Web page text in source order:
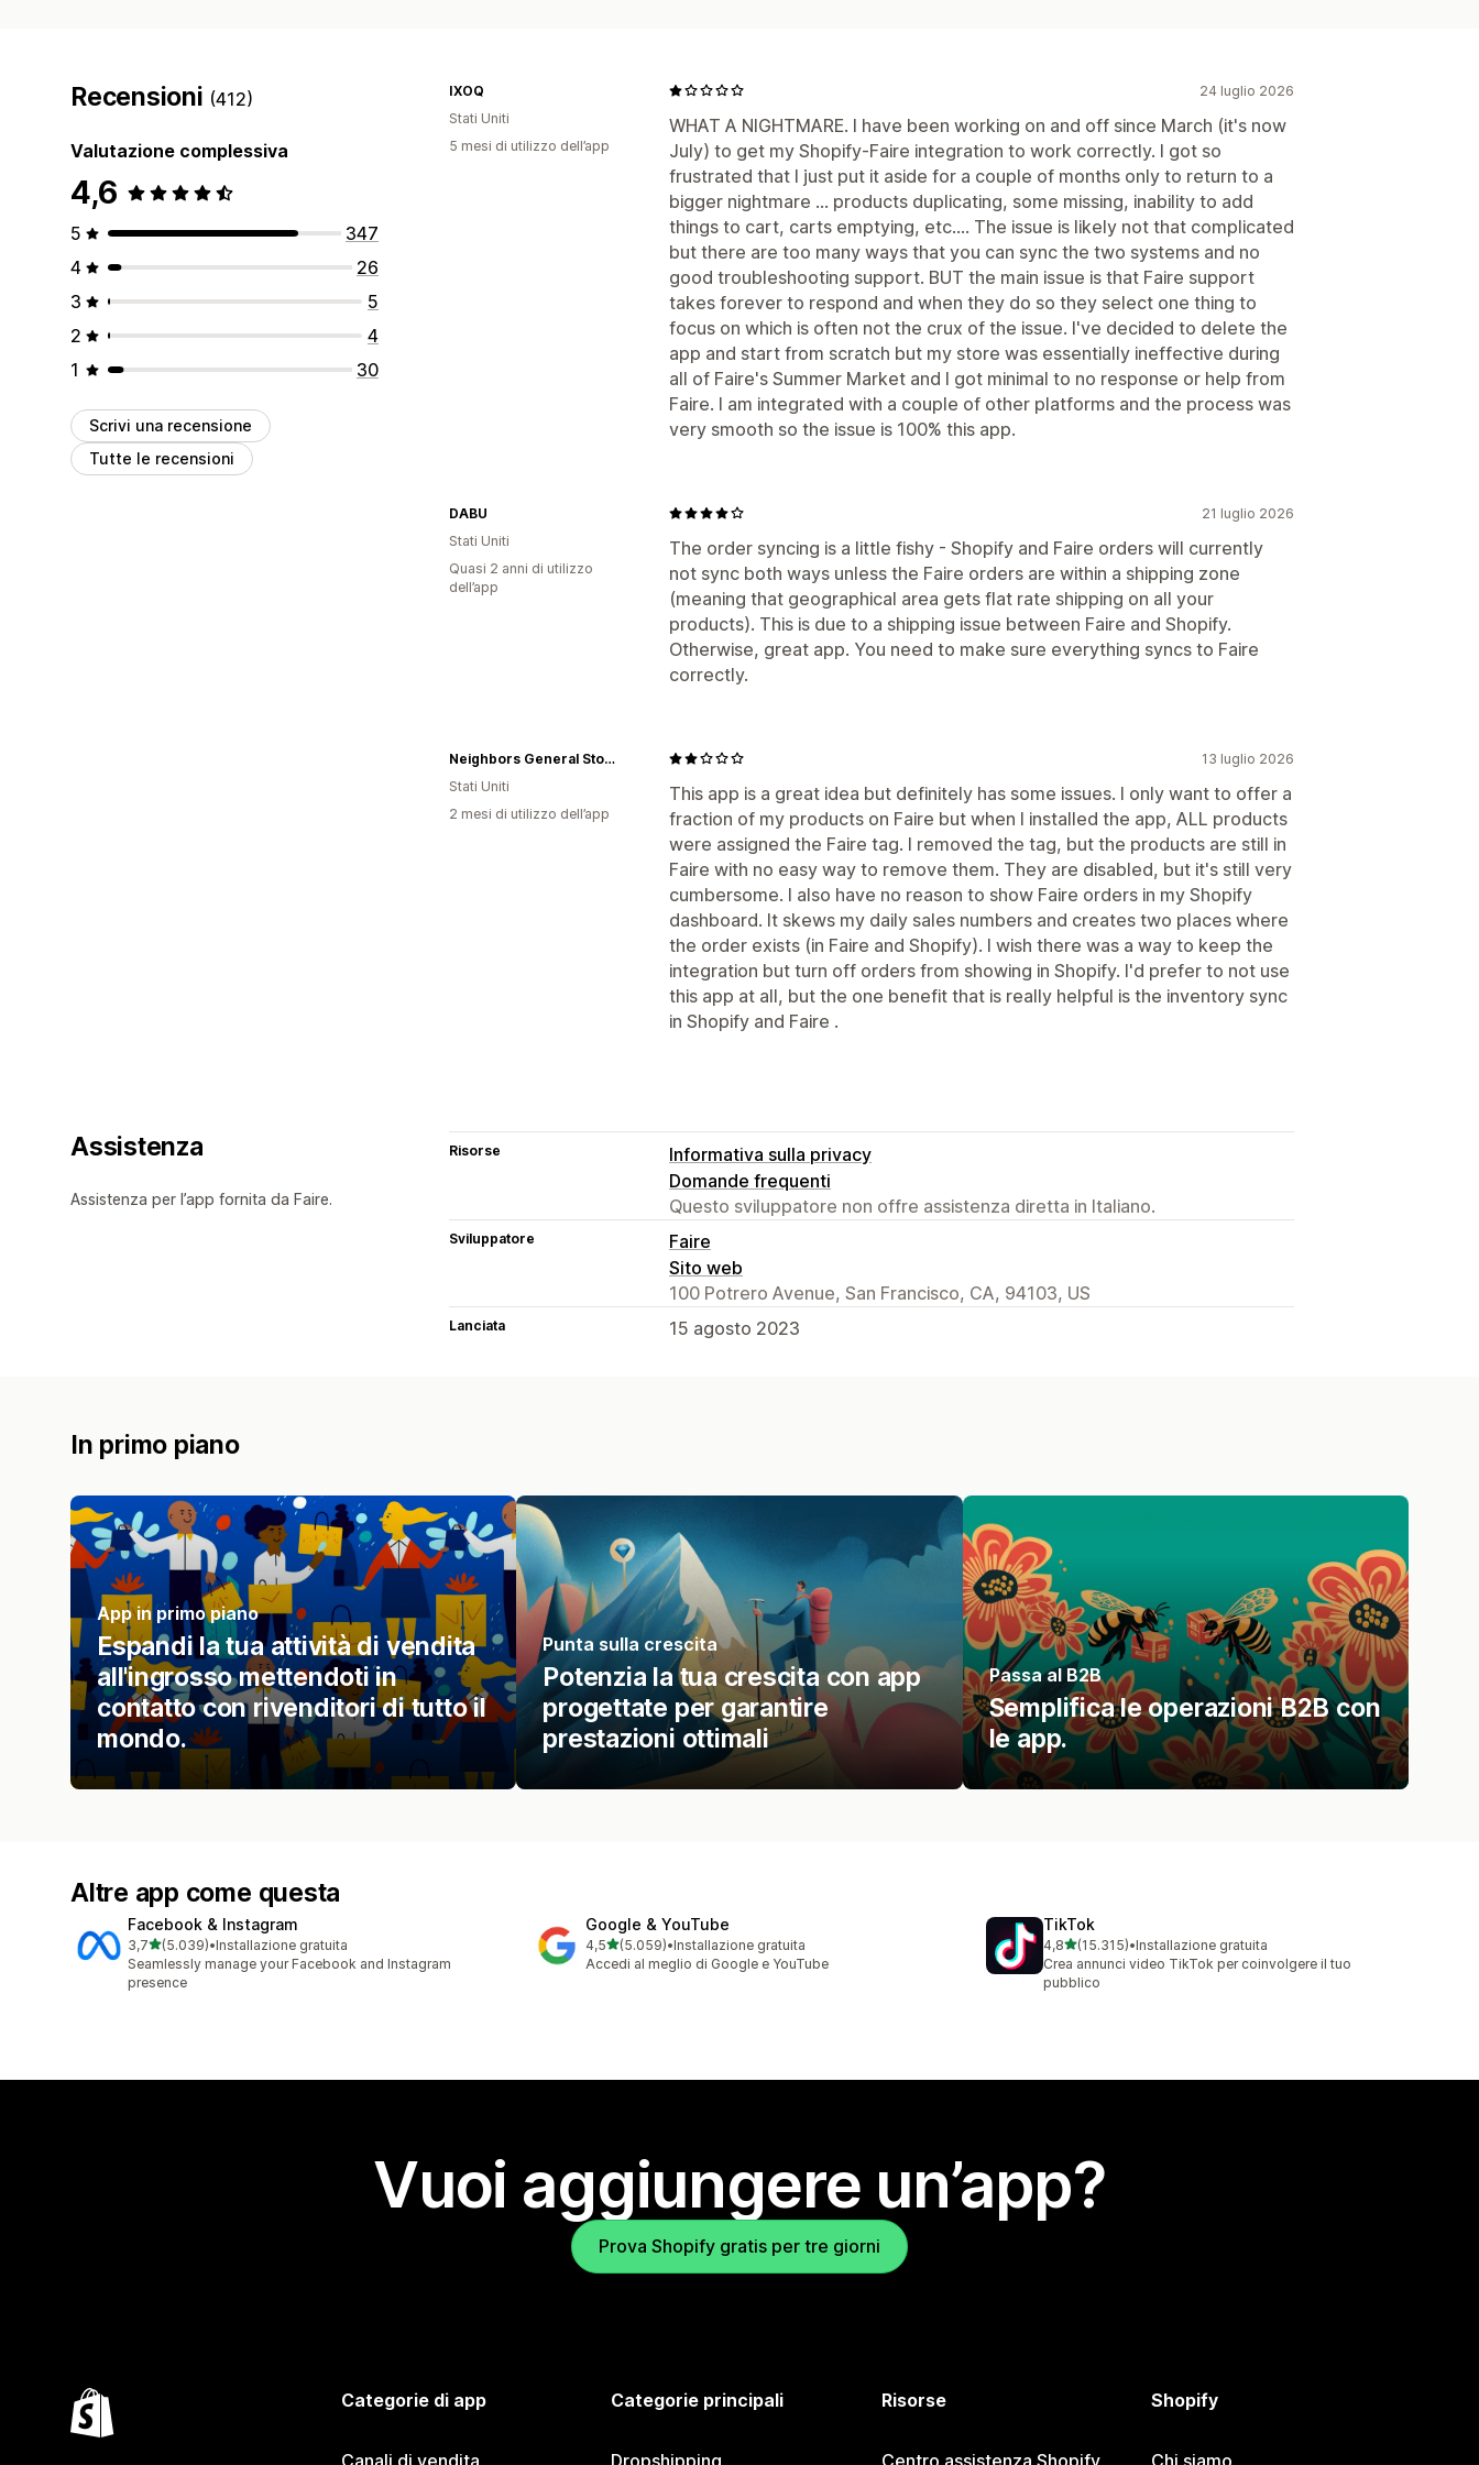
Recensioni (412)
Valutazione complessiva
4,6
5
347
4
26
3
5
2
4
1
30
Scrivi una recensione
Tutte le recensioni
24 luglio 2026
WHAT A NIGHTMARE. I have been working on and off since March (it's now
July) to get my Shopify-Faire integration to work correctly. I got so
frustrated that I just put it aside for a couple of months only to return to a
bigger nightmare ... products duplicating, some missing, inability to add
things to cart, carts emptying, etc.... The issue is likely not that complicated
but there are too many ways that you can sync the two systems and no
good troubleshooting support. BUT the main issue is that Faire support
takes forever to respond and when they do so they select one thing to
focus on which is often not the crux of the issue. I've decided to delete the
app and start from scratch but my store was essentially ineffective during
all of Faire's Summer Market and I got minimal to no response or help from
Faire. I am integrated with a couple of other platforms and the process was
very smooth so the issue is 100% this app.
IXOQ
Stati Uniti
5 mesi di utilizzo dell’app
21 luglio 2026
The order syncing is a little fishy - Shopify and Faire orders will currently
not sync both ways unless the Faire orders are within a shipping zone
(meaning that geographical area gets flat rate shipping on all your
products). This is due to a shipping issue between Faire and Shopify.
Otherwise, great app. You need to make sure everything syncs to Faire
correctly.
DABU
Stati Uniti
Quasi 2 anni di utilizzo
dell’app
13 luglio 2026
This app is a great idea but definitely has some issues. I only want to offer a
fraction of my products on Faire but when I installed the app, ALL products
were assigned the Faire tag. I removed the tag, but the products are still in
Faire with no easy way to remove them. They are disabled, but it's still very
cumbersome. I also have no reason to show Faire orders in my Shopify
dashboard. It skews my daily sales numbers and creates two places where
the order exists (in Faire and Shopify). I wish there was a way to keep the
integration but turn off orders from showing in Shopify. I'd prefer to not use
this app at all, but the one benefit that is really helpful is the inventory sync
in Shopify and Faire .
Neighbors General Store
Stati Uniti
2 mesi di utilizzo dell’app
Assistenza
Assistenza per l’app fornita da Faire.
Risorse
Informativa sulla privacy
Domande frequenti
Questo sviluppatore non offre assistenza diretta in Italiano.
Sviluppatore
Faire
Sito web
100 Potrero Avenue, San Francisco, CA, 94103, US
Lanciata 15 agosto 2023
In primo piano
App in primo piano
Espandi la tua attività di vendita
all'ingrosso mettendoti in
contatto con rivenditori di tutto il
mondo.
Punta sulla crescita
Potenzia la tua crescita con app
progettate per garantire
prestazioni ottimali
Passa al B2B
Semplifica le operazioni B2B con
le app.
Altre app come questa
Facebook & Instagram
3,7stelle su 5
(5.039)
5039 recensioni totali
•Installazione gratuita
Seamlessly manage your Facebook and Instagram
presence
Google & YouTube
4,5stelle su 5
(5.059)
5059 recensioni totali
•Installazione gratuita
Accedi al meglio di Google e YouTube
TikTok
4,8stelle su 5
(15.315)
15315 recensioni totali
•Installazione gratuita
Crea annunci video TikTok per coinvolgere il tuo
pubblico
Vuoi aggiungere un’app?
Prova Shopify gratis per tre giorni
Categorie di app
Canali di vendita
Categorie principali
Dropshipping
Risorse
Centro assistenza Shopify
Shopify
Chi siamo